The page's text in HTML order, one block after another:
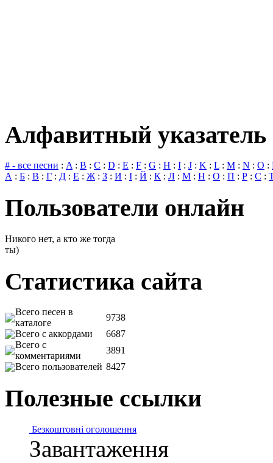
Алфавитный указатель
# - все песни : A: B : C : D : E : F : G : H : I : J : K : L : M : N : O :
А : Б : В : Г : Д : Е : Ж: З : И : І : Й : К : Л : М : Н : О : П : Р : С :
Пользователи онлайн
Никого нет, а кто же тогда
ты)
Статистика сайта
Всего песен в
каталоге
9738
Всего с аккордами
6687
Всего с
комментариями
3891
Всего пользователей 8427
Полезные ссылки
Безкоштовні оголошення
Завантаження